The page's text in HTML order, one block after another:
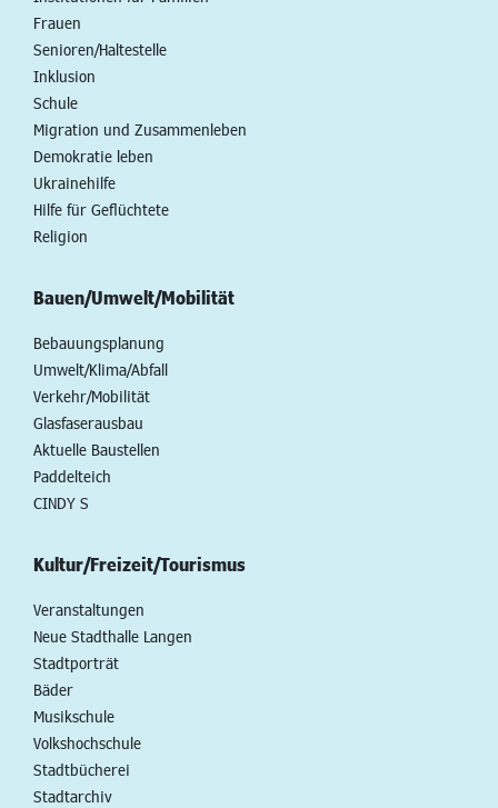
Frauen
Senioren/Haltestelle
Inklusion
Schule
Migration und Zusammenleben
Demokratie leben
Ukrainehilfe
Hilfe für Geflüchtete
Religion
Bauen/Umwelt/Mobilität
Bebauungsplanung
Umwelt/Klima/Abfall
Verkehr/Mobilität
Glasfaserausbau
Aktuelle Baustellen
Paddelteich
CINDY S
Kultur/Freizeit/Tourismus
Veranstaltungen
Neue Stadthalle Langen
Stadtporträt
Bäder
Musikschule
Volkshochschule
Stadtbücherei
Stadtarchiv